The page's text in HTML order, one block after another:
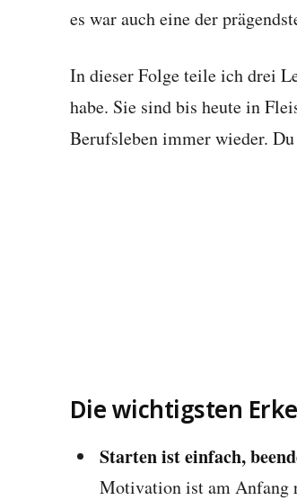
es war auch eine der
In dieser Folge teile ich drei
habe. Sie sind bis heute in
Berufsleben immer wieder.
Die wichtigsten
Starten ist einfach,
Motivation ist am Anfang